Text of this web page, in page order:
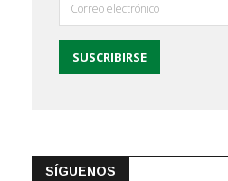
SÍGUENOS